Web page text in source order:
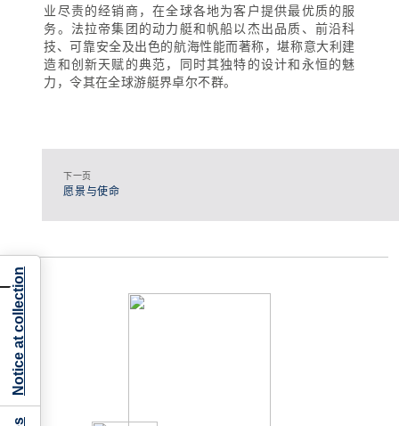
业尽责的经销商，在全球各地为客户提供最优质的服
务。法拉帝集团的动力艇和帆船以杰出品质、前沿科
技、可靠安全及出色的航海性能而著称，堪称意大利建
造和创新天赋的典范，同时其独特的设计和永恒的魅
力，令其在全球游艇界卓尔不群。
下一页
愿景与使命
Notice at collection